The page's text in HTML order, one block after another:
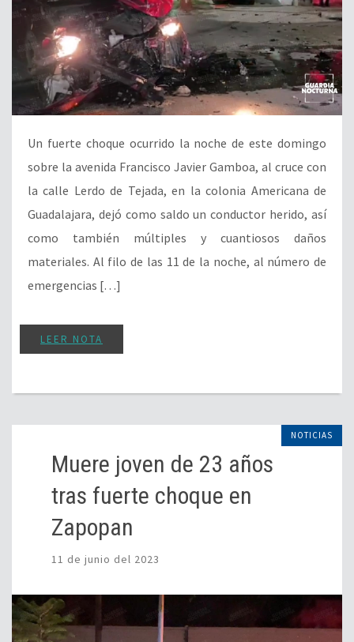
Un fuerte choque ocurrido la noche de este domingo
sobre la avenida Francisco Javier Gamboa, al cruce con
la calle Lerdo de Tejada, en la colonia Americana de
Guadalajara, dejó como saldo un conductor herido, así
como también múltiples y cuantiosos daños
materiales. Al filo de las 11 de la noche, al número de
emergencias […]
LEER NOTA
NOTICIAS
Muere joven de 23 años
tras fuerte choque en
Zapopan
11 de junio del 2023